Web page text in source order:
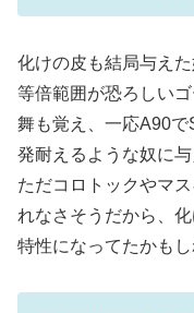
化けの皮も結局与え
等倍範囲が恐ろしい
舞も覚え、一応A90
発耐えるような奴に
ただコロトックやマ
れなさそうだから、
特性になってたかも